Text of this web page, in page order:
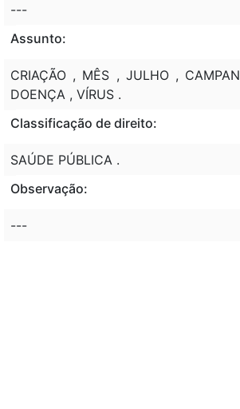
---
Assunto:
CRIAÇÃO , MÊS , JULHO ,
DOENÇA , VÍRUS .
Classificação de direito:
SAÚDE PÚBLICA .
Observação:
---